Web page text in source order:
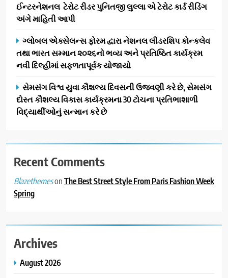
ઈન્ટરનેશનલ ટેરોટ રીડર પુનિતજી લુલ્લા એ ટેરોટ કાર્ડ રીડિંગ
અંગે માહિતી આપી
ગ્લોબલ એક્સેલન્સ ફોરમ દ્વારા નેશનલ લીડરશિપ કોન્કલેવ
તથા ભારત સમ્માન ૨૦૨૬નો ભવ્ય અને પ્રતિષ્ઠિત કાર્યક્રમ
નવી દિલ્હીમાં સફળતાપૂર્વક યોજાયો
સેમસંગ વિશ્વ યુવા કૌશલ્ય દિવસની ઉજવણી કરે છે, સેમસંગ
દોસ્ત કૌશલ્ય વિકાસ કાર્યક્રમના 30 ટોચના પ્રતિભાશાળી
વિદ્યાર્થીઓનું સન્માન કરે છે
Recent Comments
BlazethemesonThe Best Street Style From Paris Fashion Week
Spring
Archives
August 2026